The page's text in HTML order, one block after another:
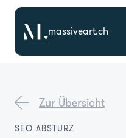
massiveart.ch
Technologien
Zur Übersicht
SEO ABSTURZ